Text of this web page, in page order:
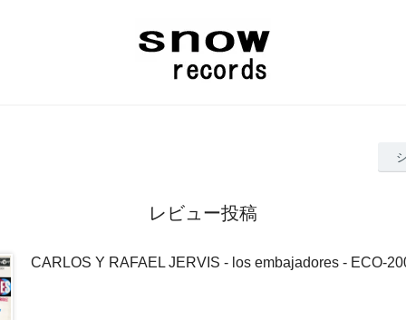
レビュー投稿
CARLOS Y RAFAEL JERVIS - los embajadores - ECO-